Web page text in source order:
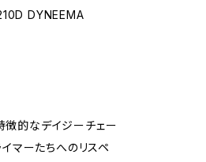
DYNEEMA
的なデイジーチェー
マーたちへのリスペ